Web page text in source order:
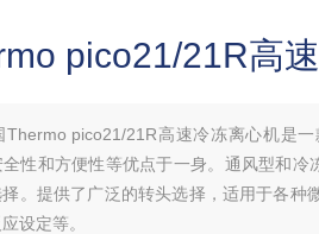
pico21/21R高
Thermo pico21/21R高速冷冻离心机是
性和方便性等优点于一身。通风型和
。提供了广泛的转头选择，适用于各种
设定等。